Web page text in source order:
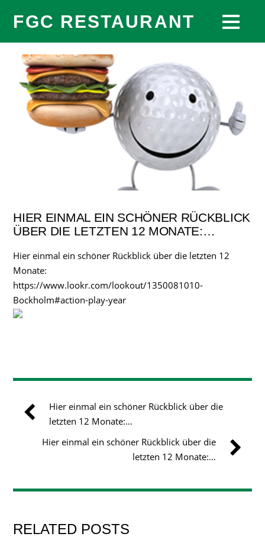
FGC RESTAURANT
HIER EINMAL EIN SCHÖNER RÜCKBLICK
ÜBER DIE LETZTEN 12 MONATE:…
Hier einmal ein schöner Rückblick über die letzten 12
Monate:
https://www.lookr.com/lookout/1350081010-
Bockholm#action-play-year
Hier einmal ein schöner Rückblick über die
letzten 12 Monate:…
Hier einmal ein schöner Rückblick über die
letzten 12 Monate:…
RELATED POSTS